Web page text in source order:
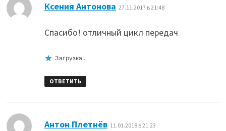
Ксения Антонова 27.11.2017 в 21:48
Спасибо! отличный цикл передач
Загрузка...
ОТВЕТИТЬ
Антон Плетнёв: 11.01.2018 в 21:23